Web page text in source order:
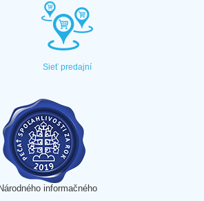
Sieť predajní
informačného